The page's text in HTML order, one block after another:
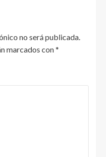
no será publicada.
marcados con*